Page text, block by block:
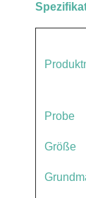
Probe
Größe